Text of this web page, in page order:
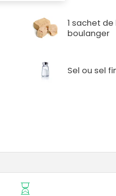
1 sachet
boulanger
Sel ou sel